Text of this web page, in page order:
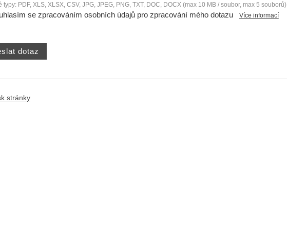
typy: PDF, XLS, XLSX, CSV, JPG, JPEG, PNG, TXT, DOC, DOCX (max 10 MB / soubor, max 5 souborů)
se zpracováním osobních údajů pro zpracování mého dotazu Více informací
stránky